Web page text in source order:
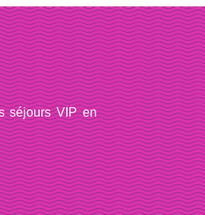
séjours VIP en